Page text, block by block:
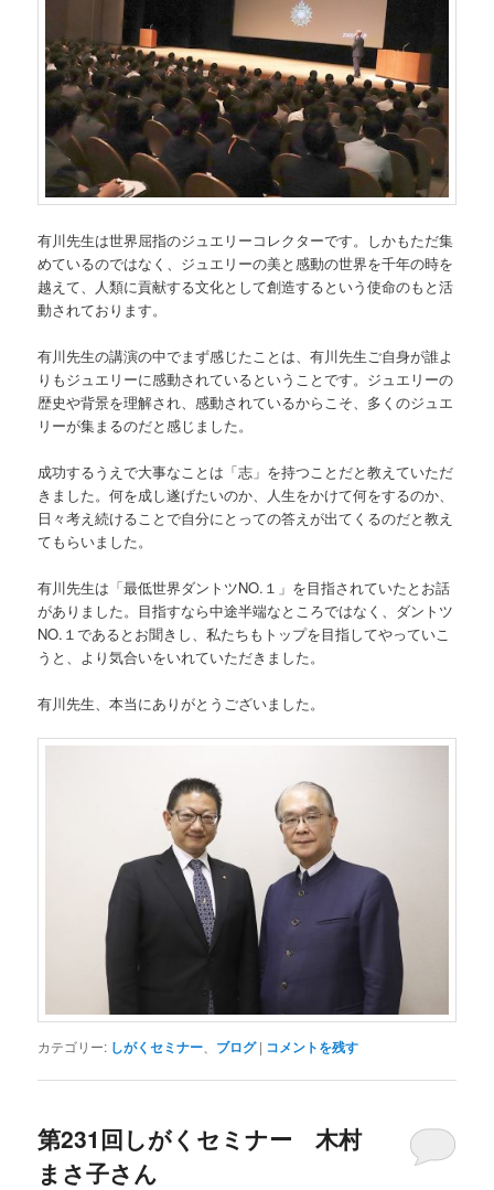
有川先生は世界屈指のジュエリーコレクターです。しかもただ集
めているのではなく、ジュエリーの美と感動の世界を千年の時を
越えて、人類に貢献する文化として創造するという使命のもと活
動されております。
有川先生の講演の中でまず感じたことは、有川先生ご自身が誰よ
りもジュエリーに感動されているということです。ジュエリーの
歴史や背景を理解され、感動されているからこそ、多くのジュエ
リーが集まるのだと感じました。
成功するうえで大事なことは「志」を持つことだと教えていただ
きました。何を成し遂げたいのか、人生をかけて何をするのか、
日々考え続けることで自分にとっての答えが出てくるのだと教え
てもらいました。
有川先生は「最低世界ダントツNO.１」を目指されていたとお話
がありました。目指すなら中途半端なところではなく、ダントツ
NO.１であるとお聞きし、私たちもトップを目指してやっていこ
うと、より気合いをいれていただきました。
有川先生、本当にありがとうございました。
カテゴリー: しがくセミナー ブログ | コメントを残す
第231回しがくセミナー 木村
まさ子さん